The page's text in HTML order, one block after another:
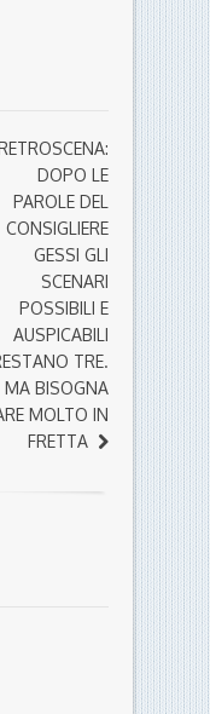
DOPO LE
PAROLE DEL
CONSIGLIERE
GESSI GLI
SCENARI
POSSIBILI E
AUSPICABILI
TRE.
MA BISOGNA
MOLTO IN
FRETTA